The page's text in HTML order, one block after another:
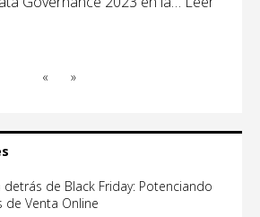
« »
detrás de Black Friday: Potenciando
de Venta Online